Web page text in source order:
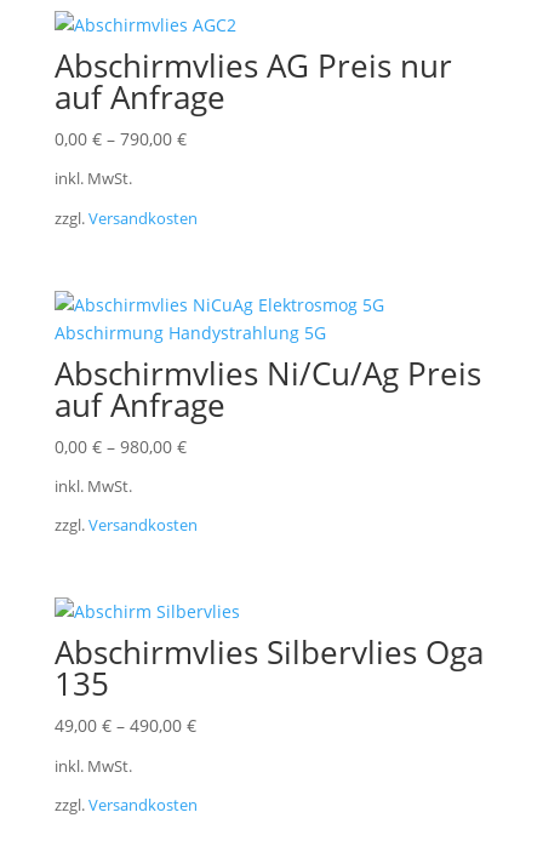
Abschirmvlies AG Preis nur
auf Anfrage
0,00 €– 790,00 €
inkl. MwSt.
zzgl.Versandkosten
Abschirmvlies Ni/Cu/Ag Preis
auf Anfrage
0,00 €– 980,00 €
inkl. MwSt.
zzgl.Versandkosten
Abschirmvlies Silbervlies Oga
135
49,00 €– 490,00 €
inkl. MwSt.
zzgl.Versandkosten